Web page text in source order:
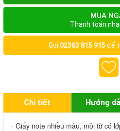
MUA
Thanh toán
Gọi 02363 815 915 để
Chi tiết Hướng
- Giấy note nhiều màu, mỗi tờ có